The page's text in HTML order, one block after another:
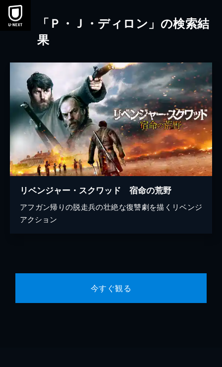
本文へスキップ
「Ｐ・Ｊ・ディロン」の検索結
果
リベンジャー・スクワッド 宿命の荒野
アフガン帰りの脱走兵の壮絶な復讐劇を描くリベンジ
アクション
今すぐ観る